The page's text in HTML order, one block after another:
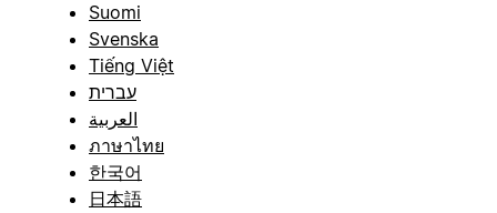
Suomi
Svenska
Tiếng Việt
עברית
العربية
ภาษาไทย
한국어
日本語